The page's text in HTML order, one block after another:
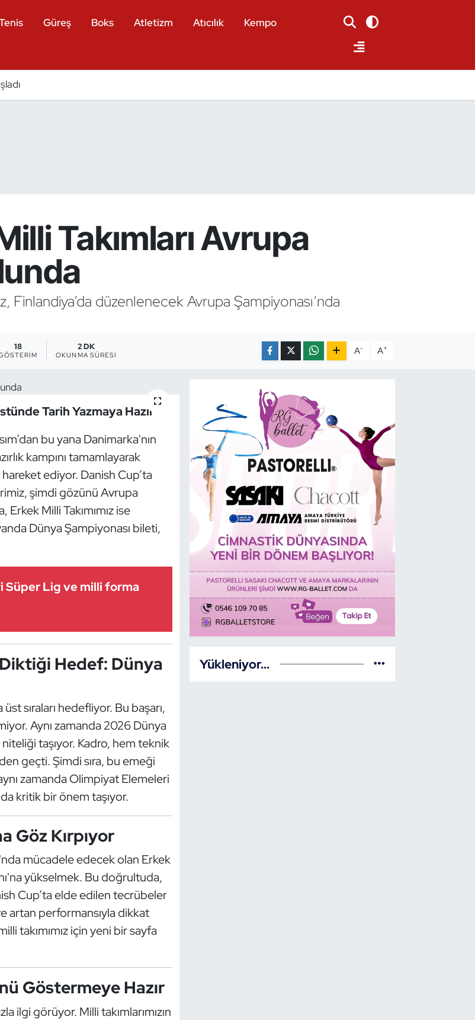
Güreş Boks Atletizm Atıcılık
Kempo
Takımları Avrupa
Finlandiya’da düzenlenecek Avrupa Şampiyonası’nda
18 2 DK
OKUNMA SÜRESI A- A+
Tarih Yazmaya Hazır
bu yana Danimarka'nın
kampını tamamlayarak
ediyor. Danish Cup’ta
şimdi gözünü Avrupa
Erkek Milli Takımımız ise
Dünya Şampiyonası bileti,
Süper Lig ve milli forma
Diktiği Hedef: Dünya
üst sıraları hedefliyor. Bu başarı,
Aynı zamanda 2026 Dünya
taşıyor. Kadro, hem teknik
geçti. Şimdi sıra, bu emeği
zamanda Olimpiyat Elemeleri
kritik bir önem taşıyor.
Göz Kırpıyor
mücadele edecek olan Erkek
yükselmek. Bu doğrultuda,
Cup’ta elde edilen tecrübeler
artan performansıyla dikkat
takımımız için yeni bir sayfa
Göstermeye Hazır
ilgi görüyor. Milli takımlarımızın
Yükleniyor...